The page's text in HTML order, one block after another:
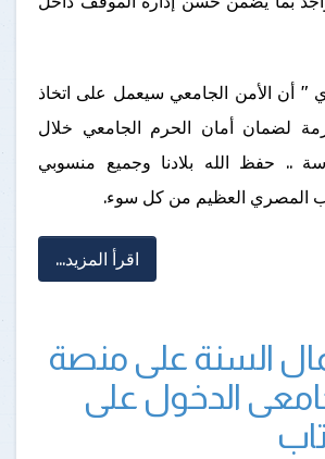
" أن الأمن الجامعي سيعمل على اتخاذ
لضمان أمان الحرم الجامعي خلال
.. حفظ الله بلادنا وجميع منسوبي
المصري العظيم من كل سوء.
اقرأ المزيد...
السنة على منصة
الدخول على